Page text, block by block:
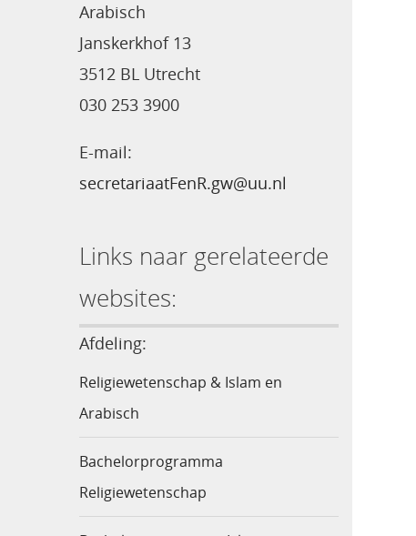
Arabisch
Janskerkhof 13
3512 BL Utrecht
030 253 3900
E-mail:
secretariaatFenR.gw@uu.nl
Links naar gerelateerde
websites:
Afdeling:
Religiewetenschap & Islam en
Arabisch
Bachelorprogramma
Religiewetenschap